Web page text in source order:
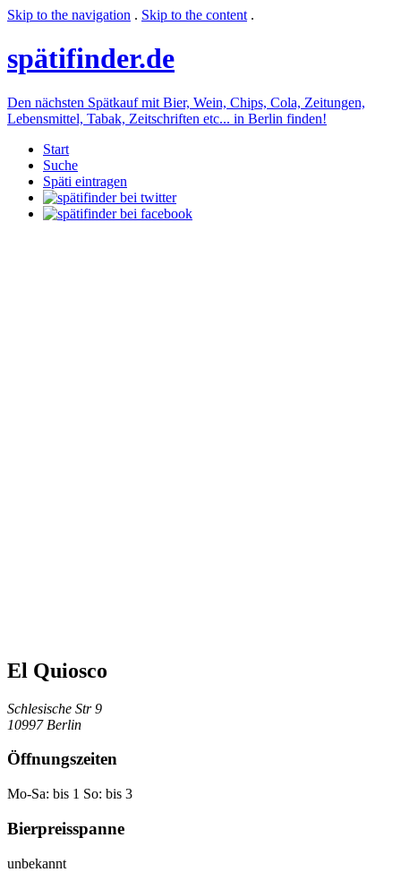
Skip to the navigation . Skip to the content .
spätifinder.de
Den nächsten Spätkauf mit Bier, Wein, Chips, Cola, Zeitungen,
Lebensmittel, Tabak, Zeitschriften etc... in Berlin finden!
Start
Suche
Späti eintragen
El Quiosco
Schlesische Str 9
10997 Berlin
Öffnungszeiten
Mo-Sa: bis 1 So: bis 3
Bierpreisspanne
unbekannt